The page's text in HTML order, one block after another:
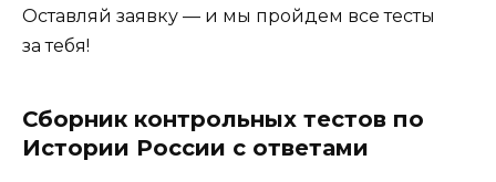
Оставляй заявку — и мы пройдем все тесты
за тебя!
Сборник контрольных тестов по
Истории России с ответами